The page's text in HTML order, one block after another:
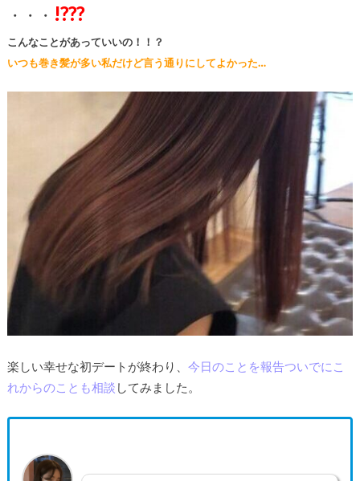
・・・ !???
こんなことがあっていいの！！？
いつも巻き髪が多い私だけど言う通りにしてよかった…
楽しい幸せな初デートが終わり、 今日のことを報告ついでにこ
れからのことも相談 してみました。